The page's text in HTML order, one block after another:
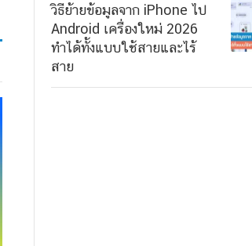
วิธีย้ายข้อมูลจาก iPhone ไป
Android เครื่องใหม่ 2026
ทำได้ทั้งแบบใช้สายและไร้
สาย